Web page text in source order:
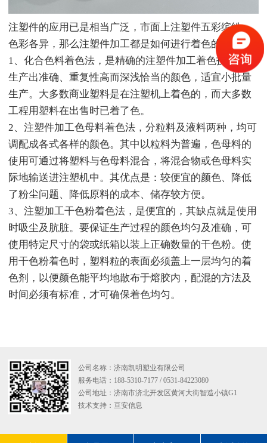
注塑件的应用已是相当广泛，市面上注塑件五彩缤纷，
色彩各异，那么注塑件加工都是如何进行着色的呢？
1、化合色料着色法，是精确的注塑件加工着色技术，可
生产出准确、重复性高而深浅恰当的颜色，适宜小批量
生产。大多数商业塑料是在注塑机上着色的，而大多数
工程用塑料在出售时已着了色。
2、注塑件加工色母料着色法，分粒料及液料两种，均可
调配成各式各样的颜色。其中以粒料为普遍，色母料的
使用可通过将塑料与色母料混合，将混合物或色母料实
际地输送进注塑机中。其优点是：较便宜的颜色、降低
了粉尘问题、降低原料的成本、储存较方便。
3、注塑加工干色粉着色法，是便宜的，其缺点就是使用
时吸尘及肮脏。要保证生产过程的颜色均匀及准确，可
使用特定尺寸的袋或纸箱以装上正确数量的干色粉。使
用干色粉着色时，塑料粒的表面必须盖上一层均匀的着
色剂，以便颜色能平均地散布于熔胶内，配混的方法及
时间必须有标准，才可确保着色均匀。
公司名称：济南凯明塑业有限公司
服务电话：188-5310-7177 / 0531-84223080
公司地址：济南市济北开发区黄河大街智造小镇G1
技术支持： 亘安信息